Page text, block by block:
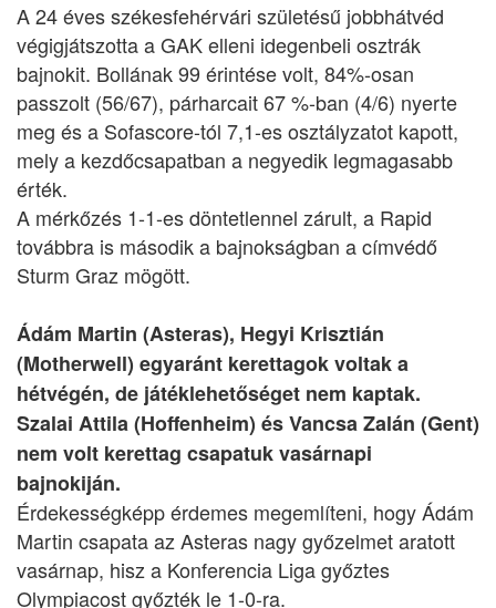
A 24 éves székesfehérvári születésű jobbhátvéd
végigjátszotta a GAK elleni idegenbeli osztrák
bajnokit. Bollának 99 érintése volt, 84%-osan
passzolt (56/67), párharcait 67 %-ban (4/6) nyerte
meg és a Sofascore-tól 7,1-es osztályzatot kapott,
mely a kezdőcsapatban a negyedik legmagasabb
érték.
A mérkőzés 1-1-es döntetlennel zárult, a Rapid
továbbra is második a bajnokságban a címvédő
Sturm Graz mögött.
Ádám Martin (Asteras), Hegyi Krisztián
(Motherwell) egyaránt kerettagok voltak a
hétvégén, de játéklehetőséget nem kaptak.
Szalai Attila (Hoffenheim) és Vancsa Zalán (Gent)
nem volt kerettag csapatuk vasárnapi
bajnokiján.
Érdekességképp érdemes megemlíteni, hogy Ádám
Martin csapata az Asteras nagy győzelmet aratott
vasárnap, hisz a Konferencia Liga győztes
Olympiacost győzték le 1-0-ra.